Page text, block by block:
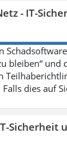
- IT-
bleiben“
dies auf
Sicherheit